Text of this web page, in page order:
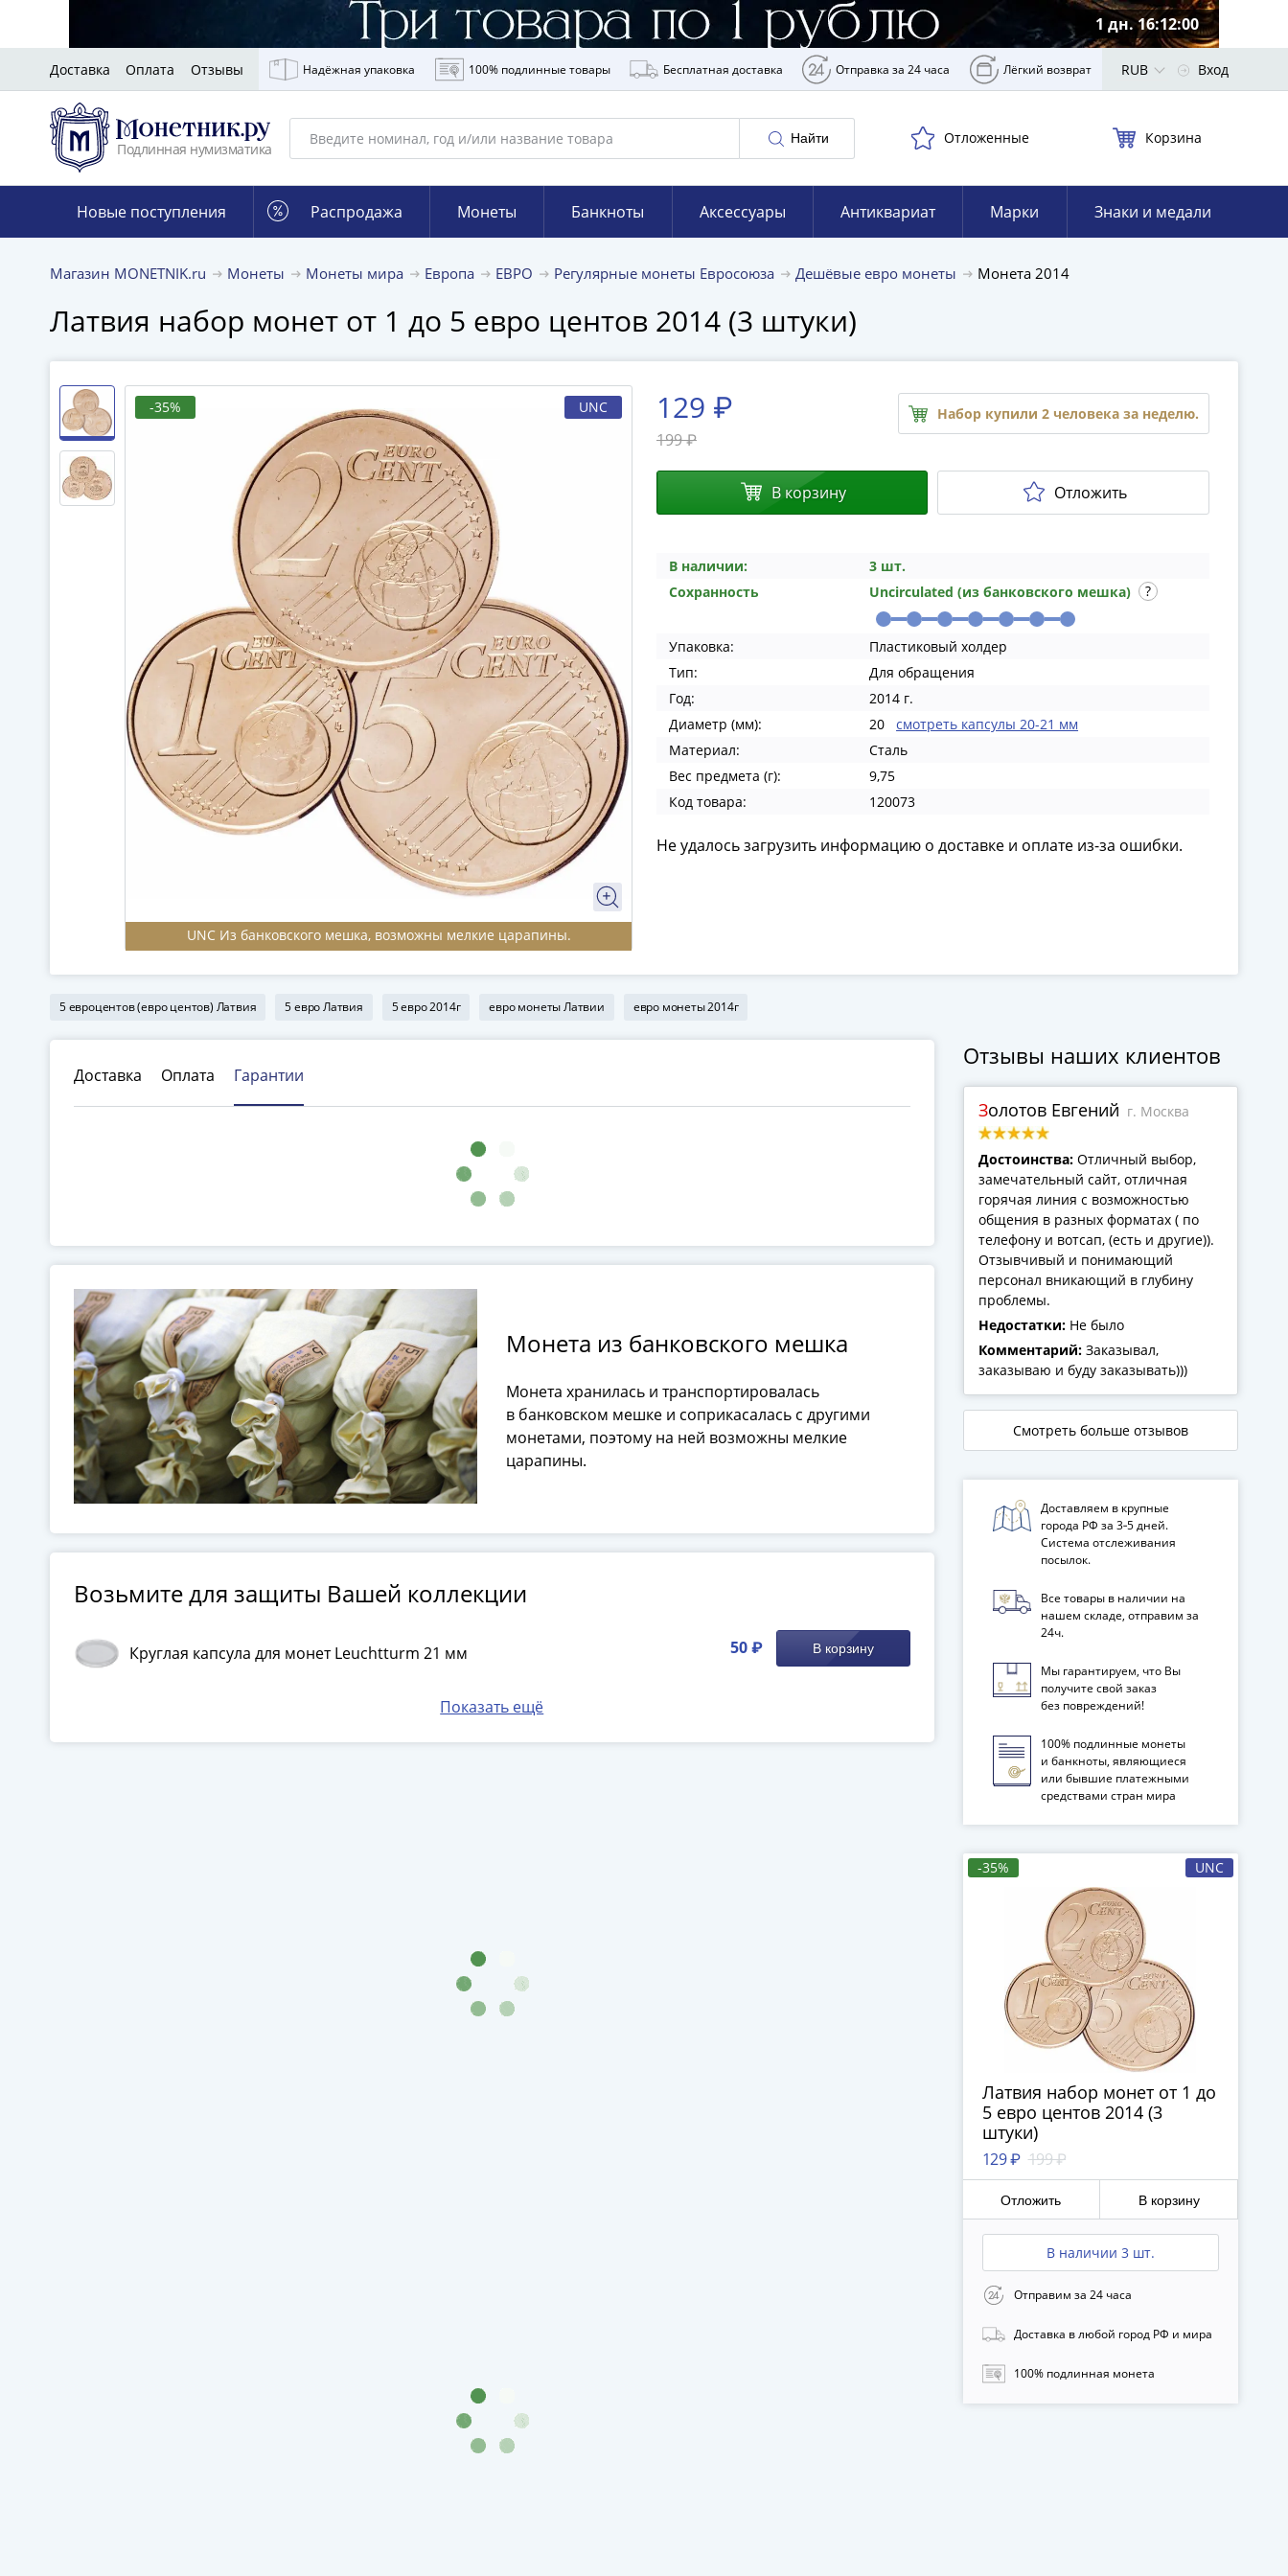
1 дн. 16:11:59
Доставка Оплата Отзывы Надёжная упаковка 100% подлинные товары Бесплатная доставка Отправка за 24 часа Лёгкий возврат RUB Вход
Подлинная нумизматика
Найти Отложенные Корзина
Новые поступления Распродажа Монеты Банкноты Аксессуары Антиквариат Марки Знаки и медали
Магазин MONETNIK.ru Монеты Монеты мира Европа ЕВРО Регулярные монеты Евросоюза Дешёвые евро монеты Монета 2014
Латвия набор монет от 1 до 5 евро центов 2014 (3 штуки)
-35% UNC
UNC Из банковского мешка, возможны мелкие царапины.
129 ₽
199 ₽
Набор купили 2 человека за неделю.
В наличии:
3 шт.
Сохранность
Uncirculated (из банковского мешка)
Упаковка:
Пластиковый холдер
Тип:
Для обращения
Год:
2014 г.
Диаметр (мм):
20
смотреть капсулы 20-21 мм
Материал:
Сталь
Вес предмета (г):
9,75
Код товара:
120073
В корзину Отложить
Не удалось загрузить информацию о доставке и оплате из-за ошибки.
5 евроцентов (евро центов) Латвия 5 евро Латвия 5 евро 2014г евро монеты Латвии евро монеты 2014г
Доставка Оплата Гарантии
Монета из банковского мешка
Монета хранилась и транспортировалась
в банковском мешке и соприкасалась с другими
монетами, поэтому на ней возможны мелкие
царапины.
Возьмите для защиты Вашей коллекции
Круглая капсула для монет Leuchtturm 21 мм 50 ₽ В корзину
Показать ещё
Отзывы наших клиентов
Золотов Евгений г. Москва
Достоинства: Отличный выбор,
замечательный сайт, отличная
горячая линия с возможностью
общения в разных форматах ( по
телефону и вотсап, (есть и другие)).
Отзывчивый и понимающий
персонал вникающий в глубину
проблемы.
Недостатки: Не было
Комментарий: Заказывал,
заказываю и буду заказывать)))
Смотреть больше отзывов
Доставляем в крупные
города РФ за 3‑5 дней.
Система отслеживания
посылок.
Все товары в наличии на
нашем складе, отправим за
24ч.
Мы гарантируем, что Вы
получите свой заказ
без повреждений!
100% подлинные монеты
и банкноты, являющиеся
или бывшие платежными
средствами стран мира
-35% UNC
Латвия набор монет от 1 до
5 евро центов 2014 (3
штуки)
129 ₽ 199 ₽
Отложить В корзину
В наличии 3 шт.
Отправим за 24 часа
Доставка в любой город РФ и мира
100% подлинная монета